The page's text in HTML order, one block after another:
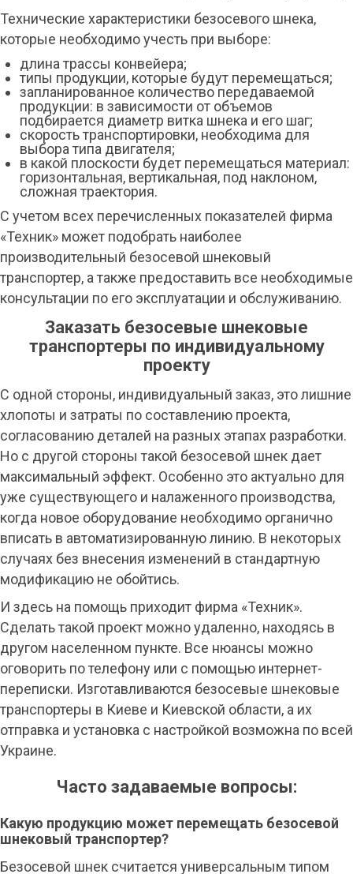
Технические характеристики безосевого шнека,
которые необходимо учесть при выборе:
длина трассы конвейера;
типы продукции, которые будут перемещаться;
запланированное количество передаваемой
продукции: в зависимости от объемов
подбирается диаметр витка шнека и его шаг;
скорость транспортировки, необходима для
выбора типа двигателя;
в какой плоскости будет перемещаться материал:
горизонтальная, вертикальная, под наклоном,
сложная траектория.
С учетом всех перечисленных показателей фирма
«Техник» может подобрать наиболее
производительный безосевой шнековый
транспортер, а также предоставить все необходимые
консультации по его эксплуатации и обслуживанию.
Заказать безосевые шнековые
транспортеры по индивидуальному
проекту
С одной стороны, индивидуальный заказ, это лишние
хлопоты и затраты по составлению проекта,
согласованию деталей на разных этапах разработки.
Но с другой стороны такой безосевой шнек дает
максимальный эффект. Особенно это актуально для
уже существующего и налаженного производства,
когда новое оборудование необходимо органично
вписать в автоматизированную линию. В некоторых
случаях без внесения изменений в стандартную
модификацию не обойтись.
И здесь на помощь приходит фирма «Техник».
Сделать такой проект можно удаленно, находясь в
другом населенном пункте. Все нюансы можно
оговорить по телефону или с помощью интернет-
переписки. Изготавливаются безосевые шнековые
транспортеры в Киеве и Киевской области, а их
отправка и установка с настройкой возможна по всей
Украине.
Часто задаваемые вопросы:
Какую продукцию может перемещать безосевой
шнековый транспортер?
Безосевой шнек считается универсальным типом